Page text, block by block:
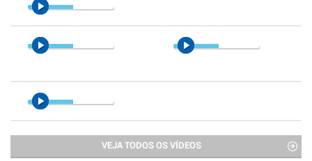
VEJA TODOS OS VÍDEOS